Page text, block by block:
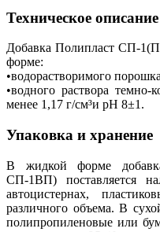
Техническое описание
Добавка Полипласт СП-
форме:
•водорастворимого
•водного раствора
менее 1,17 г/см³и рН 8±1.
Упаковка и хранение
В жидкой форме
СП-1ВП) поставляется
автоцистернах,
различного объема. В
полипропиленовые или